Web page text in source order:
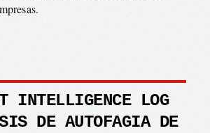
INTELLIGENCE LOG
DE AUTOFAGIA DE